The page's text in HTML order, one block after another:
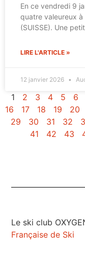
En ce vendredi 9
quatre valeureux à
(SUISSE). Une
LIRE L'ARTICLE »
12 janvier 2026
1 2 3 4 5 6
16
17 18 19 20
29
30 31 32
41
42 43
Le ski club
Française de Ski